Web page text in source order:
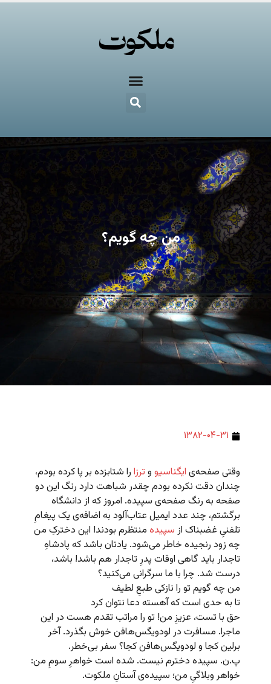
من چه گویم؟
۱۳۸۲-۰۴-۳۱
وقتی صفحه‌ی ایگناسیو و ترزا را شتابزده بر پا کرده بودم،
چندان دقت نکرده بودم چقدر شباهت دارد رنگ این دو
صفحه به رنگ صفحه‌ی سپیده. امروز که از دانشگاه
برگشتم، چند عدد ایمیل عتاب‌آلود به اضافه‌ی یک پیغامِ
تلفنیِ غضبناک از سپیده منتظرم بودند! این دخترکِ من
چه زود رنجیده خاطر می‌شود. یادتان باشد که پادشاه‌ِ
تاجدار باید گاهی اوقات پدرِ تاجدار هم باشد! باشد،
درست شد. چرا با ما سرگرانی می‌کنید؟
من چه گویم تو را نازکی طبعِ لطیف
تا به حدی است که آهسته دعا نتوان کرد
حق با تست، عزیزِ من! تو را مراتب تقدم هست در این
ماجرا. مسافرت در لودویگس‌هافن خوش بگذرد. آخر
برلین کجا و لودویگس‌هافن کجا؟ سفر بی‌خطر.
پ.ن. سپیده دخترم نیست. شده است خواهرِ سومِ من:
خواهر وبلاگیِ من؛ سپیده‌ی آستانِ ملکوت.